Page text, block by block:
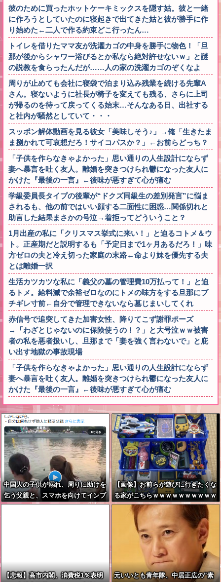
彼のために買ったホットケーキミックスを隠す姑。彼と一緒
に作ろうとしていたのに寝起きで出てきた姑と彼が勝手に作
り始めた←二人で作る約束どこ行ったん…
トイレを借りたママ友が洗濯カゴの中身を勝手に物色！「旦
那が後からシャワー浴びるとか私なら絶対許せないｗ」と謎
の説教を食らったんだが……人の家の洗濯カゴのぞくなよ
周りが止めても会社に寝袋で泊まり込み残業を続ける先輩A
さん。寝ないように社長が椅子を変えても残る、さらに上司
が帰るのを待って戻ってくる始末…そんなある日、出社する
と社内が騒然としていて・・・
スッポン解体動画を見る彼女「美味しそう♪」→俺「生きたま
ま捌かれて可哀想だろ！サイコパスか？」←お前らどっち？
「子供を作らなきゃよかった」思い通りの人生設計にならず
妻へ暴言を吐く友人。離婚を突きつけられ鬱になった友人に
かけた『最後の一言』←後味が悪すぎて心が痛む
学級委員長タイプの後輩が“ドクズ同級生の差別発言”に悩ま
されるも、他の前ではいい顔する二面性に困惑…関係切れと
助言した結果まさかの号泣→着拒ってどういうこと？
1月出産の私に「クリスマス挙式に来い！」と迫るコトメ＆ウ
ト。正産期だと説明するも「予定日まで1ヶ月あるだろ！」味
方ゼロの夫と冷え切った家庭の末路←命より妹を優先する夫
とは離婚一択
生活カツカツな私に「義父の墓の管理費10万払って！」と迫
るトメ。給料減で余裕ゼロなのにトメの味方をする旦那にブ
チギレ寸前←自分で管理できないなら墓じまいしてくれ
赤信号で追突してきた加害女性、降りてこず謝罪ポーズ
→「わざとじゃないのに保険使うの！？」と大号泣ｗｗ被害
者の私を悪者扱いし、旦那まで「妻を強く言わないで」と庇
い出す地獄の事故現場
「子供を作らなきゃよかった」思い通りの人生設計にならず
妻へ暴言を吐く友人。離婚を突きつけられ鬱になった友人に
かけた『最後の一言』←後味が悪すぎて心が痛む
中国人の子供が溺れ、周りに助けを
乞う父親と、スマホを向けてインプ
レ稼ぎの見物人
【画像】お前らが遊びに行きたくな
る家がこちらｗｗｗｗｗｗｗｗｗｗ
ｗｗｗｗｗｗｗｗｗｗｗｗｗｗｗｗ
ｗｗｗｗｗｗ
【悲報】高市内閣、消費税1％表明
元いいとも青年隊、中居正広の”素